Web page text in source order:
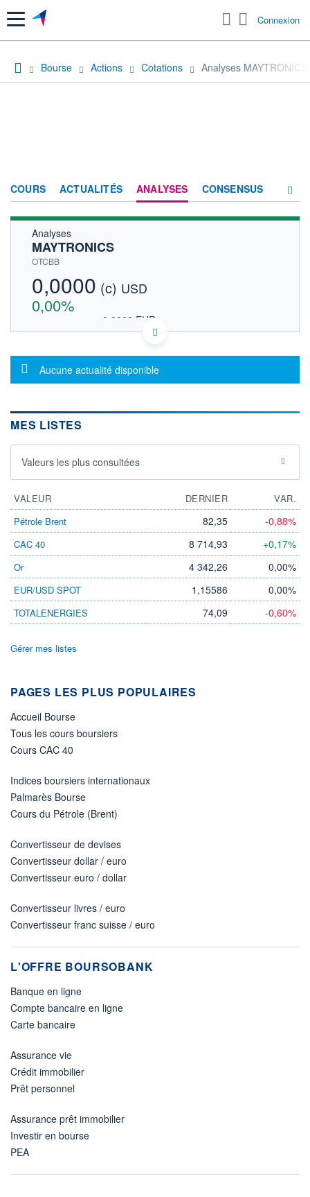
Menu Connexion
Bourse Actions Cotations Analyses MAYTRONICS
COURS ACTUALITÉS ANALYSES CONSENSUS
Analyses
MAYTRONICS
OTCBB
0,0000 (c) USD
0,00%
0,0000 EUR
DONNÉES TEMPS DIFFÉRÉ
Politique d'exécution
Cotation sur les autres places
0,0000
0,0000 0,0000
VOLUME
0 0,00%
VALORISATION
LIMITE À LA
BAISSE
0,0000
LIMITE À LA
0,0000
- -
DERNIER
ÉCHANGE
-
ÉLIGIBILITÉ
Non éligible
+ PORTEFEUILLE
Message d'information
Aucune actualité disponible
MES LISTES
Valeurs les plus consultées
VALEUR DERNIER
VAR.
Pétrole Brent
82,35 -0,88%
CAC 40 8 714,93 +0,17%
Or 4 342,26 0,00%
EUR/USD SPOT 1,15586 0,00%
TOTALENERGIES 74,09 -0,60%
Gérer mes listes
PAGES LES PLUS POPULAIRES
Accueil Bourse
Tous les cours boursiers
Cours CAC 40
Indices boursiers internationaux
Palmarès Bourse
Cours du Pétrole (Brent)
Convertisseur de devises
Convertisseur dollar / euro
Convertisseur euro / dollar
Convertisseur livres / euro
Convertisseur franc suisse / euro
L'OFFRE BOURSOBANK
Banque en ligne
Compte bancaire en ligne
Carte bancaire
Assurance vie
Crédit immobilier
Prêt personnel
Assurance prêt immobilier
Investir en bourse
PEA